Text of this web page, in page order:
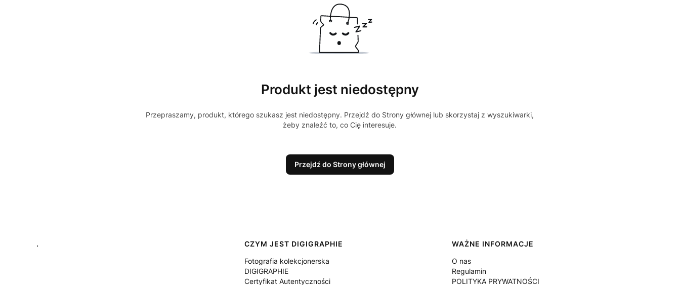
Produkt jest niedostępny
Przepraszamy, produkt, którego szukasz jest niedostępny. Przejdź do Strony głównej lub skorzystaj z wyszukiwarki,
żeby znaleźć to, co Cię interesuje.
Przejdź do Strony głównej
Linki w stopce
.
CZYM JEST DIGIGRAPHIE
Fotografia kolekcjonerska
DIGIGRAPHIE
Certyfikat Autentyczności
WAŻNE INFORMACJE
O nas
Regulamin
POLITYKA PRYWATNOŚCI